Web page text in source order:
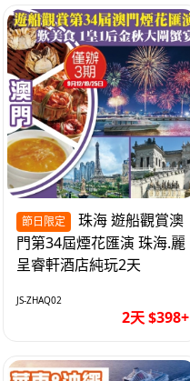
節日限定
門第34屆煙花匯演 珠海.麗
呈睿軒酒店純玩2天
JS-ZHAQ02
2天 $398+